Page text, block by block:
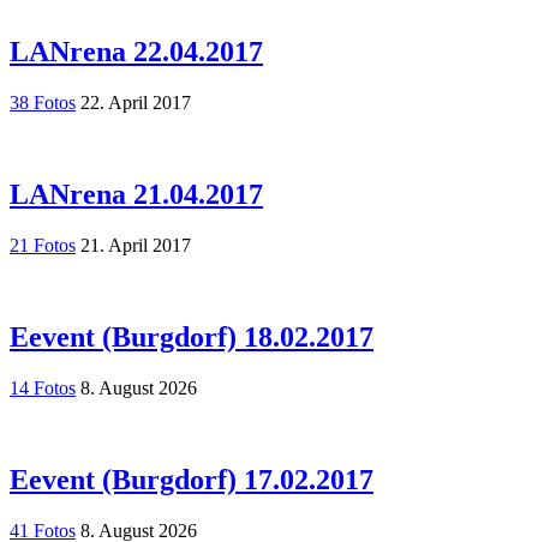
LANrena 22.04.2017
38 Fotos 22. April 2017
LANrena 21.04.2017
21 Fotos 21. April 2017
Eevent (Burgdorf) 18.02.2017
14 Fotos 8. August 2026
Eevent (Burgdorf) 17.02.2017
41 Fotos 8. August 2026